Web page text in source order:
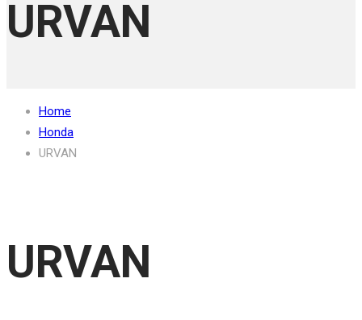
URVAN
Home
Honda
URVAN
URVAN